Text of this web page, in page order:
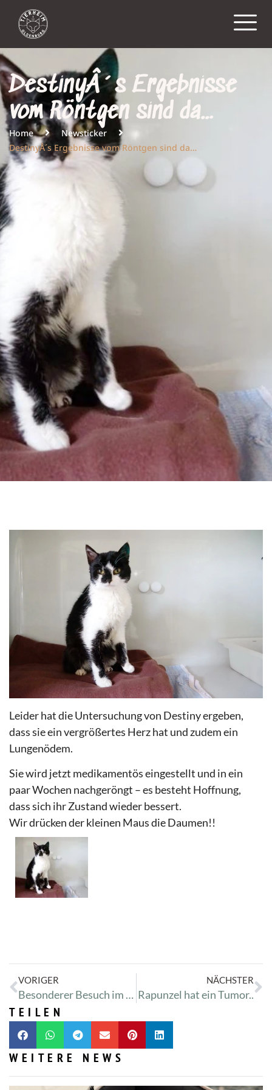
DestinyÂ´s Ergebnisse
vom Röntgen sind da…
Home
Newsticker
DestinyÂ´s Ergebnisse vom Röntgen sind da…
Leider hat die Untersuchung von Destiny ergeben,
dass sie ein vergrößertes Herz hat und zudem ein
Lungenödem.
Sie wird jetzt medikamentös eingestellt und in ein
paar Wochen nachgeröngt – es besteht Hoffnung,
dass sich ihr Zustand wieder bessert.
Wir drücken der kleinen Maus die Daumen!!
VORIGER
Besonderer Besuch im Tierheim.
NÄCHSTER
Rapunzel hat ein Tumor..
TEILEN
WEITERE NEWS